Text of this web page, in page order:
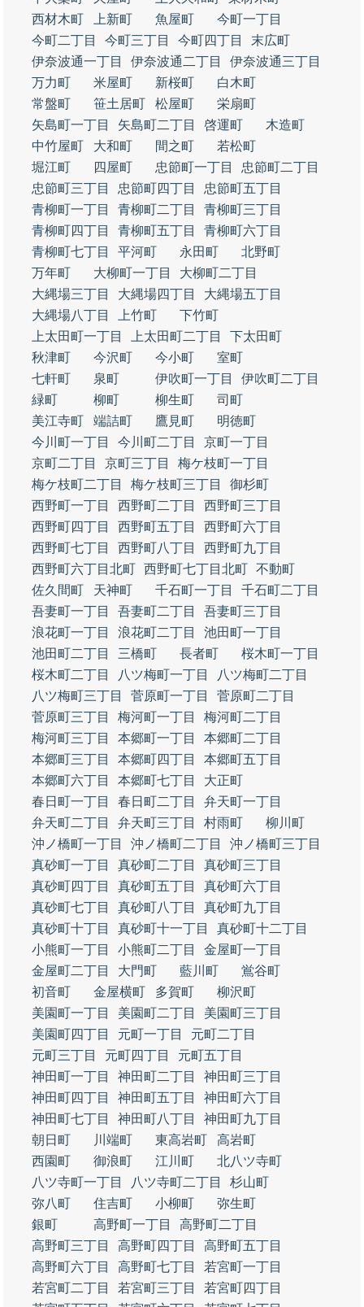
西材木町
上新町 魚屋町
今町一丁目
今町二丁目
今町三丁目 今町四丁目
末広町
伊奈波通一丁目
伊奈波通二丁目
伊奈波通三丁目
万力町
米屋町 新桜町
白木町
常盤町
笹土居町 松屋町
栄扇町
矢島町一丁目
矢島町二丁目 啓運町
木造町
中竹屋町
大和町 間之町
若松町
堀江町
四屋町 忠節町一丁目
忠節町二丁目
忠節町三丁目
忠節町四丁目
忠節町五丁目
青柳町一丁目
青柳町二丁目
青柳町三丁目
青柳町四丁目
青柳町五丁目
青柳町六丁目
青柳町七丁目
平河町 永田町
北野町
万年町
大柳町一丁目
大柳町二丁目
大縄場三丁目
大縄場四丁目
大縄場五丁目
大縄場八丁目
上竹町
下竹町
上太田町一丁目
上太田町二丁目
下太田町
秋津町
今沢町 今小町
室町
七軒町
泉町 伊吹町一丁目
伊吹町二丁目
緑町
柳町 柳生町
司町
美江寺町
端詰町 鷹見町
明徳町
今川町一丁目
今川町二丁目
京町一丁目
京町二丁目
京町三丁目
梅ケ枝町一丁目
梅ケ枝町二丁目
梅ケ枝町三丁目
御杉町
西野町一丁目
西野町二丁目
西野町三丁目
西野町四丁目
西野町五丁目
西野町六丁目
西野町七丁目
西野町八丁目
西野町九丁目
西野町六丁目北町 西野町七丁目北町 不動町
佐久間町
天神町 千石町一丁目
千石町二丁目
吾妻町一丁目
吾妻町二丁目
吾妻町三丁目
浪花町一丁目
浪花町二丁目
池田町一丁目
池田町二丁目
三橋町 長者町
桜木町一丁目
桜木町二丁目
八ツ梅町一丁目
八ツ梅町二丁目
八ツ梅町三丁目
菅原町一丁目
菅原町二丁目
菅原町三丁目
梅河町一丁目
梅河町二丁目
梅河町三丁目
本郷町一丁目
本郷町二丁目
本郷町三丁目
本郷町四丁目
本郷町五丁目
本郷町六丁目
本郷町七丁目
大正町
春日町一丁目
春日町二丁目
弁天町一丁目
弁天町二丁目
弁天町三丁目 村雨町
柳川町
沖ノ橋町一丁目
沖ノ橋町二丁目
沖ノ橋町三丁目
真砂町一丁目
真砂町二丁目
真砂町三丁目
真砂町四丁目
真砂町五丁目
真砂町六丁目
真砂町七丁目
真砂町八丁目
真砂町九丁目
真砂町十丁目
真砂町十一丁目
真砂町十二丁目
小熊町一丁目
小熊町二丁目
金屋町一丁目
金屋町二丁目
大門町 藍川町
鴬谷町
初音町
金屋横町 多賀町
柳沢町
美園町一丁目
美園町二丁目
美園町三丁目
美園町四丁目
元町一丁目
元町二丁目
元町三丁目
元町四丁目
元町五丁目
神田町一丁目
神田町二丁目
神田町三丁目
神田町四丁目
神田町五丁目
神田町六丁目
神田町七丁目
神田町八丁目
神田町九丁目
朝日町
川端町 東高岩町
高岩町
西園町
御浪町 江川町
北八ツ寺町
八ツ寺町一丁目
八ツ寺町二丁目
杉山町
弥八町
住吉町 小柳町
弥生町
銀町
高野町一丁目
高野町二丁目
高野町三丁目
高野町四丁目
高野町五丁目
高野町六丁目
高野町七丁目
若宮町一丁目
若宮町二丁目
若宮町三丁目
若宮町四丁目